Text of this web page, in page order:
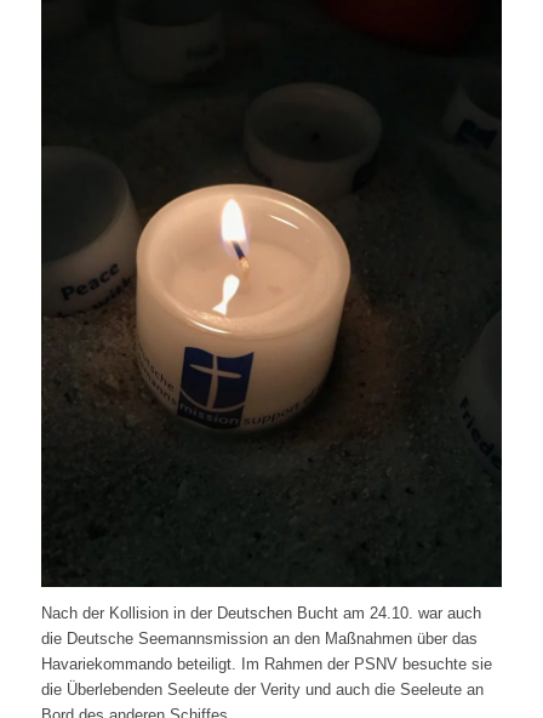
Nach der Kollision in der Deutschen Bucht am 24.10. war auch
die Deutsche Seemannsmission an den Maßnahmen über das
Havariekommando beteiligt. Im Rahmen der PSNV besuchte sie
die Überlebenden Seeleute der Verity und auch die Seeleute an